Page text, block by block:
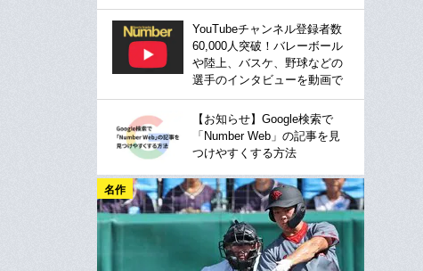
YouTubeチャンネル登録者数
60,000人突破！バレーボール
や陸上、バスケ、野球などの
選手のインタビューを動画で
【お知らせ】Google検索で
「Number Web」の記事を見
つけやすくする方法
名作